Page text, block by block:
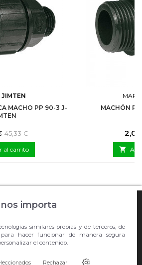
importa
similares propias y de terceros, de
para hacer funcionar de manera segura
el contenido.
Rechazar
JIMTEN
MACHO PP 90-3 J-
Precio
base
45,33 €
al carrito
MACHÓN

